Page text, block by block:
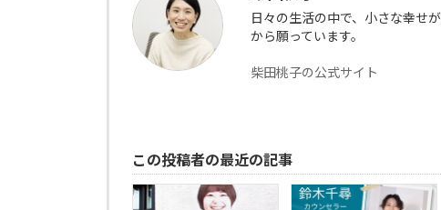
日々の生活の中で、小さな幸せ
から願っています。
柴田桃子の公式サイト
この投稿者の最近の記事